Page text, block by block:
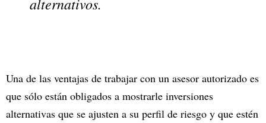
Una de las ventajas de trabajar con un asesor autorizado es
que sólo están obligados a mostrarle inversiones
alternativas que se ajusten a su perfil de riesgo y que estén